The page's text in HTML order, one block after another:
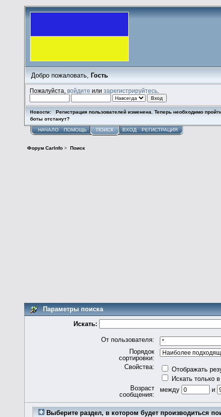
Добро пожаловать, Гость
Пожалуйста,войдите илизарегистрируйтесь
Новости:
Регистрация пользователей изменена. Теперь необходимо
боты отстанут?
НАЧАЛО ПОМОЩЬ ПОИСК ВХОД РЕГИСТРАЦИЯ
Форум CarInfo > Поиск
Параметры поиска
Искать:
От пользователя:
Порядок
сортировки:
Свойства:
Отображать
Искать только
Возраст
сообщения:
между и
Выберите раздел, в котором будет производиться